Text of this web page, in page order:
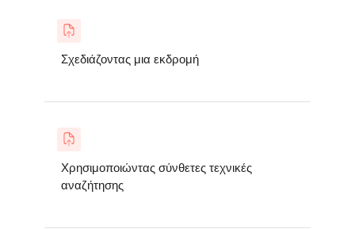
Σχεδιάζοντας μια εκδρομή
Χρησιμοποιώντας σύνθετες τεχνικές
αναζήτησης